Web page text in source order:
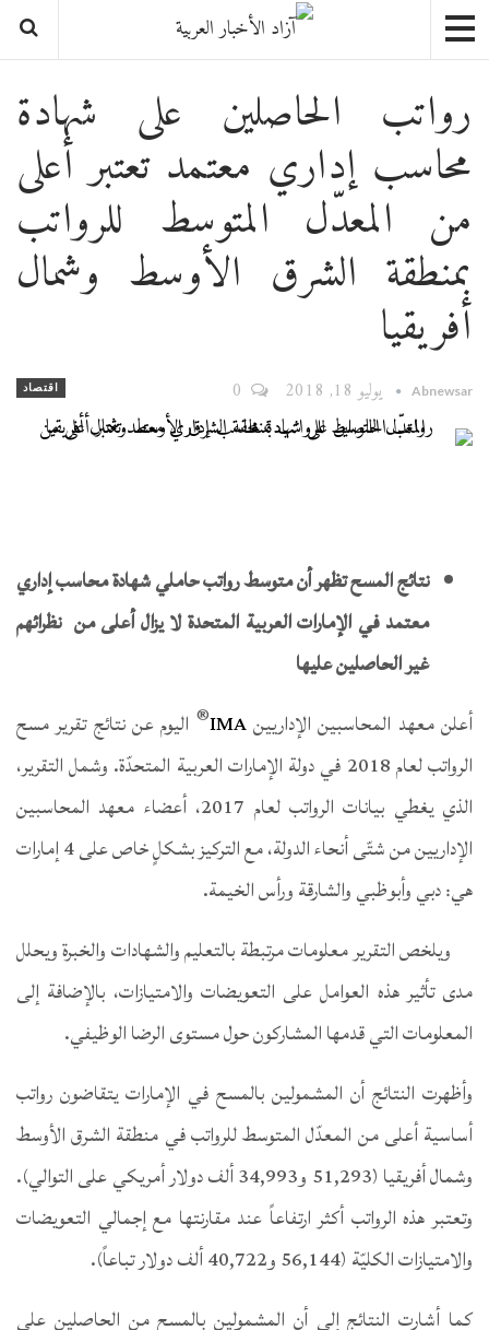
رواتب الحاصلين على شهادة
محاسب إداري معتمد تعتبر أعلى
من المعدّل المتوسط للرواتب
بمنطقة الشرق الأوسط وشمال
أفريقيا
اقتصاد Abnewsar يوليو 18, 2018
نتائج المسح تظهر أن متوسط رواتب حاملي شهادة محاسب إداري
معتمد في الإمارات العربية المتحدة لا يزال أعلى من نظرائهم
غير الحاصلين عليها
أعلن معهد المحاسبين الإداريينIMA
®اليوم عن نتائج تقرير مسح
الرواتب لعام 2018 في دولة الإمارات العربية المتحدّة. وشمل التقرير،
الذي يغطي بيانات الرواتب لعام 2017، أعضاء معهد المحاسبين
الإداريين من شتّى أنحاء الدولة، مع التركيز بشكلٍ خاص على 4 إمارات
هي: دبي وأبوظبي والشارقة ورأس الخيمة.
ويلخص التقرير معلومات مرتبطة بالتعليم والشهادات والخبرة ويحلل
مدى تأثير هذه العوامل على التعويضات والامتيازات، بالإضافة إلى
المعلومات التي قدمها المشاركون حول مستوى الرضا الوظيفي.
وأظهرت النتائج أن المشمولين بالمسح في الإمارات يتقاضون رواتب
أساسية أعلى من المعدّل المتوسط للرواتب في منطقة الشرق الأوسط
وشمال أفريقيا (51,293 و34,993 ألف دولار أمريكي على التوالي).
وتعتبر هذه الرواتب أكثر ارتفاعاً عند مقارنتها مع إجمالي التعويضات
والامتيازات الكليّة (56,144 و40,722 ألف دولار تباعاً).
كما أشارت النتائج إلى أن المشمولين بالمسح من الحاصلين على